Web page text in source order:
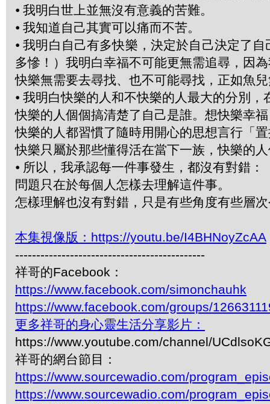
⦁ 我明白世上並無沒有意義的苦難。
⦁ 我知道自己其實可以痛而不苦。
⦁ 我明白自己有多快樂，決定於自己決定了
多慘！）我明白幸福不可能更無需追尋，因
快樂無需要去尋找、也不可能尋找，正如魚
⦁ 我明白快樂的人和不快樂的人最大的分別，
快樂的人個個搞清楚了自己是誰。想快樂幸
快樂的人都習慣了隨時用開心的思想言行「
快樂只屬於那些懂得活在當下一族，快樂的
⦁ 所以，我承認每一件事發生，都沒有對錯：
問題只在於每個人怎樣去理解這件事。
怎樣理解也沒有對錯，只是有些角度有些層
本集視像版：https://youtu.be/I4BHNoyZcAA
---------------------------------------------
祥哥的Facebook：
https://www.facebook.com/simonchauhk
https://www.facebook.com/groups/
更多祥哥的身心靈生活分享影片：
https://www.youtube.com/channel/
祥哥的網台節目：
https://www.sourcewadio.com/
https://www.sourcewadio.com/